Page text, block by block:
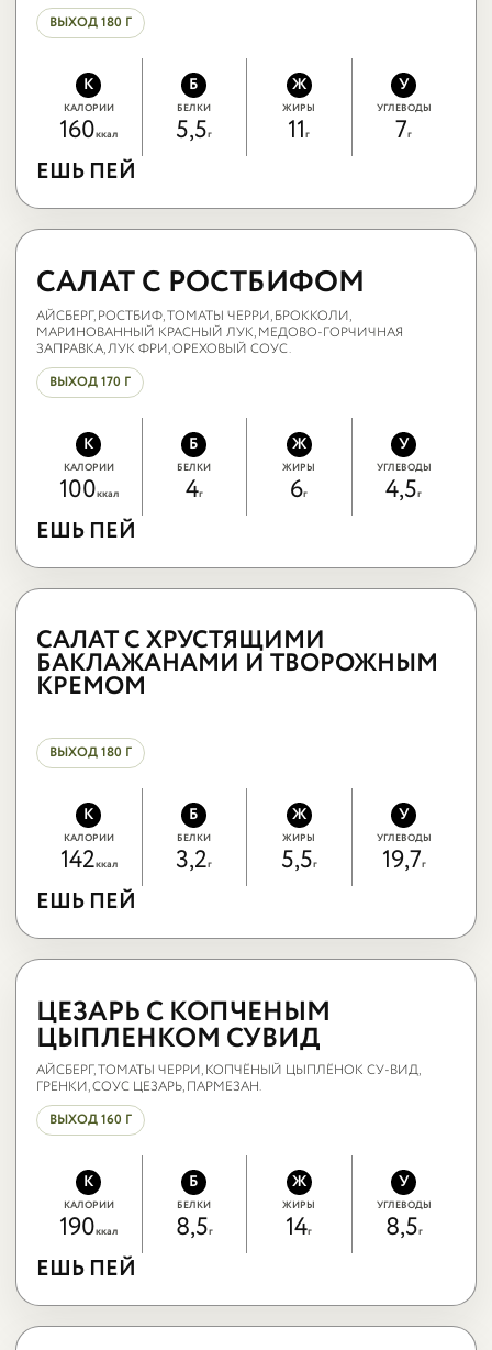
ВЫХОД 180 Г
К
КАЛОРИИ
160ккал
Б
БЕЛКИ
5,5г
Ж
ЖИРЫ
11г
У
УГЛЕВОДЫ
7г
ЕШЬ ПЕЙ
РОСТБИФОМ
САЛАТ С РОСТБИФОМ
АЙСБЕРГ, РОСТБИФ, ТОМАТЫ ЧЕРРИ, БРОККОЛИ,
МАРИНОВАННЫЙ КРАСНЫЙ ЛУК, МЕДОВО-ГОРЧИЧНАЯ
ЗАПРАВКА, ЛУК ФРИ, ОРЕХОВЫЙ СОУС.
ВЫХОД 170 Г
К
КАЛОРИИ
100ккал
Б
БЕЛКИ
4г
Ж
ЖИРЫ
6г
У
УГЛЕВОДЫ
4,5г
ЕШЬ ПЕЙ
ХРУСТЯЩИМИ
САЛАТ С ХРУСТЯЩИМИ
БАКЛАЖАНАМИ И ТВОРОЖНЫМ
КРЕМОМ
ВЫХОД 180 Г
К
КАЛОРИИ
142ккал
Б
БЕЛКИ
3,2г
Ж
ЖИРЫ
5,5г
У
УГЛЕВОДЫ
19,7г
ЕШЬ ПЕЙ
КОПЧЕНЫМ
ЦЕЗАРЬ С КОПЧЕНЫМ
ЦЫПЛЕНКОМ СУВИД
АЙСБЕРГ, ТОМАТЫ ЧЕРРИ, КОПЧЁНЫЙ ЦЫПЛЁНОК СУ-ВИД,
ГРЕНКИ, СОУС ЦЕЗАРЬ, ПАРМЕЗАН.
ВЫХОД 160 Г
К
КАЛОРИИ
190ккал
Б
БЕЛКИ
8,5г
Ж
ЖИРЫ
14г
У
УГЛЕВОДЫ
8,5г
ЕШЬ ПЕЙ